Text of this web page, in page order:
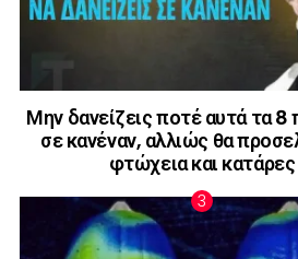
Μην δανείζεις ποτέ αυτά τα 8
σε κανέναν, αλλιώς θα
φτώχεια και κατάρες